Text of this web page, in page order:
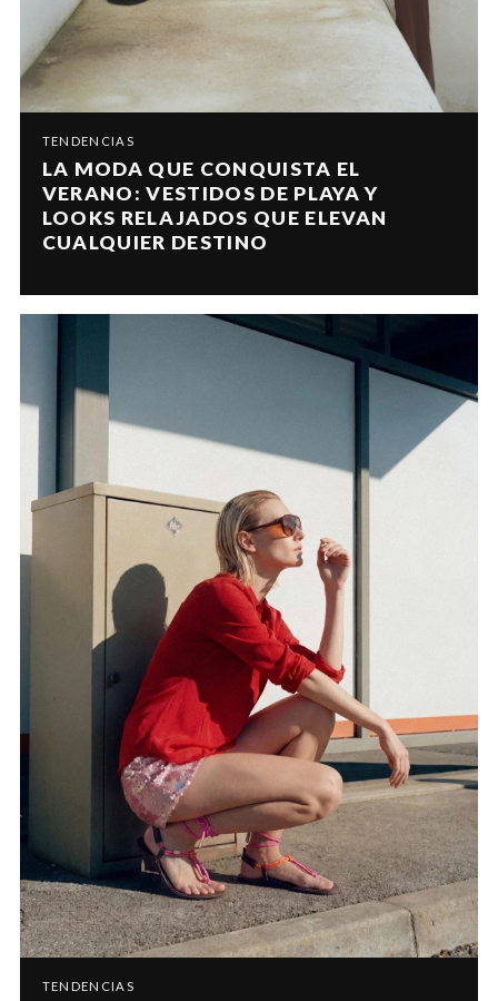
TENDENCIAS
LA MODA QUE CONQUISTA EL
VERANO: VESTIDOS DE PLAYA Y
LOOKS RELAJADOS QUE ELEVAN
CUALQUIER DESTINO
TENDENCIAS